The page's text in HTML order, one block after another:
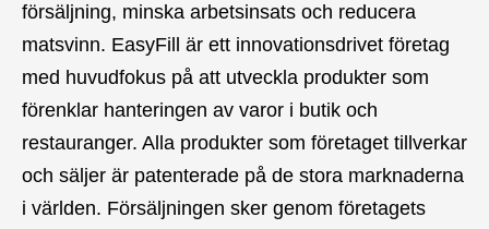
försäljning, minska arbetsinsats och reducera
matsvinn. EasyFill är ett innovationsdrivet företag
med huvudfokus på att utveckla produkter som
förenklar hanteringen av varor i butik och
restauranger. Alla produkter som företaget tillverkar
och säljer är patenterade på de stora marknaderna
i världen. Försäljningen sker genom företagets